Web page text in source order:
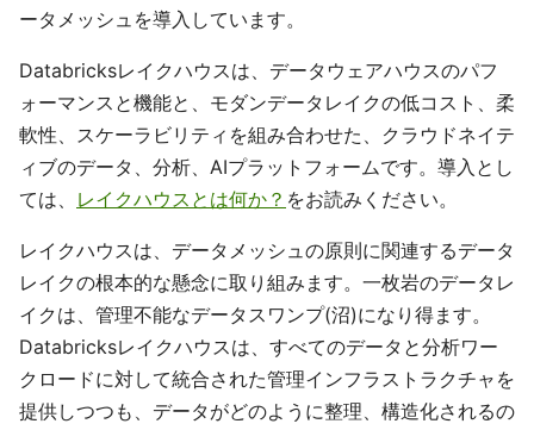
ータメッシュを導入しています。
Databricksレイクハウスは、データウェアハウスのパフ
ォーマンスと機能と、モダンデータレイクの低コスト、柔
軟性、スケーラビリティを組み合わせた、クラウドネイテ
ィブのデータ、分析、AIプラットフォームです。導入とし
ては、 レイクハウスとは何か？ をお読みください。
レイクハウスは、データメッシュの原則に関連するデータ
レイクの根本的な懸念に取り組みます。一枚岩のデータレ
イクは、管理不能なデータスワンプ(沼)になり得ます。
Databricksレイクハウスは、すべてのデータと分析ワー
クロードに対して統合された管理インフラストラクチャを
提供しつつも、データがどのように整理、構造化されるの